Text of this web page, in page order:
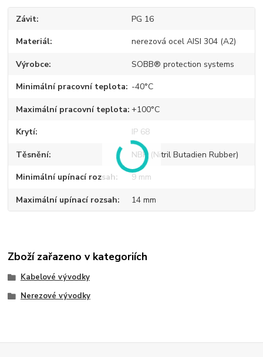
Závit PG 16
Materiál nerezová ocel AISI 304 (A2)
Výrobce SOBB® protection systems
Minimální pracovní teplota -40°C
Maximální pracovní teplota +100°C
Krytí IP 68
Těsnění NBR (Nitril Butadien Rubber)
Minimální upínací rozsah 9 mm
Maximální upínací rozsah 14 mm
Zboží zařazeno v kategoriích
Kabelové vývodky
Nerezové vývodky